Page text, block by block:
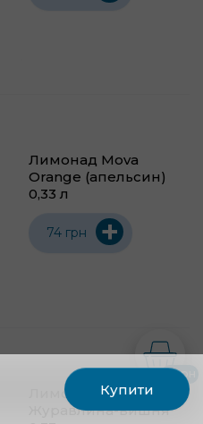
0 грн
Купити
Лимонад Mova
Orange (апельсин)
0,33 л
74 грн +
Лимонад Mova
Журавлина-вишня